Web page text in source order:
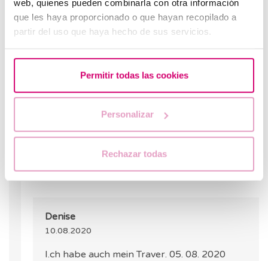
web, quienes pueden combinarla con otra información
que les haya proporcionado o que hayan recopilado a
partir del uso que haya hecho de sus servicios.
Permitir todas las cookies
Personalizar
Rechazar todas
Barcelona IVF
23.06.2020
Danke für ihre Nachricht. Wenn Sie die
noch nicht bekommen haben, empfehle ich, den
abzuwarten, da der Urintest manchmal, wenn er
ist, ein falsches Negativ ergeben kann. Keine
auf den Beta- Bluttest zu warten, um sicherzugehen.
Denise
10.08.2020
I.ch habe auch mein Traver. 05. 08. 2020